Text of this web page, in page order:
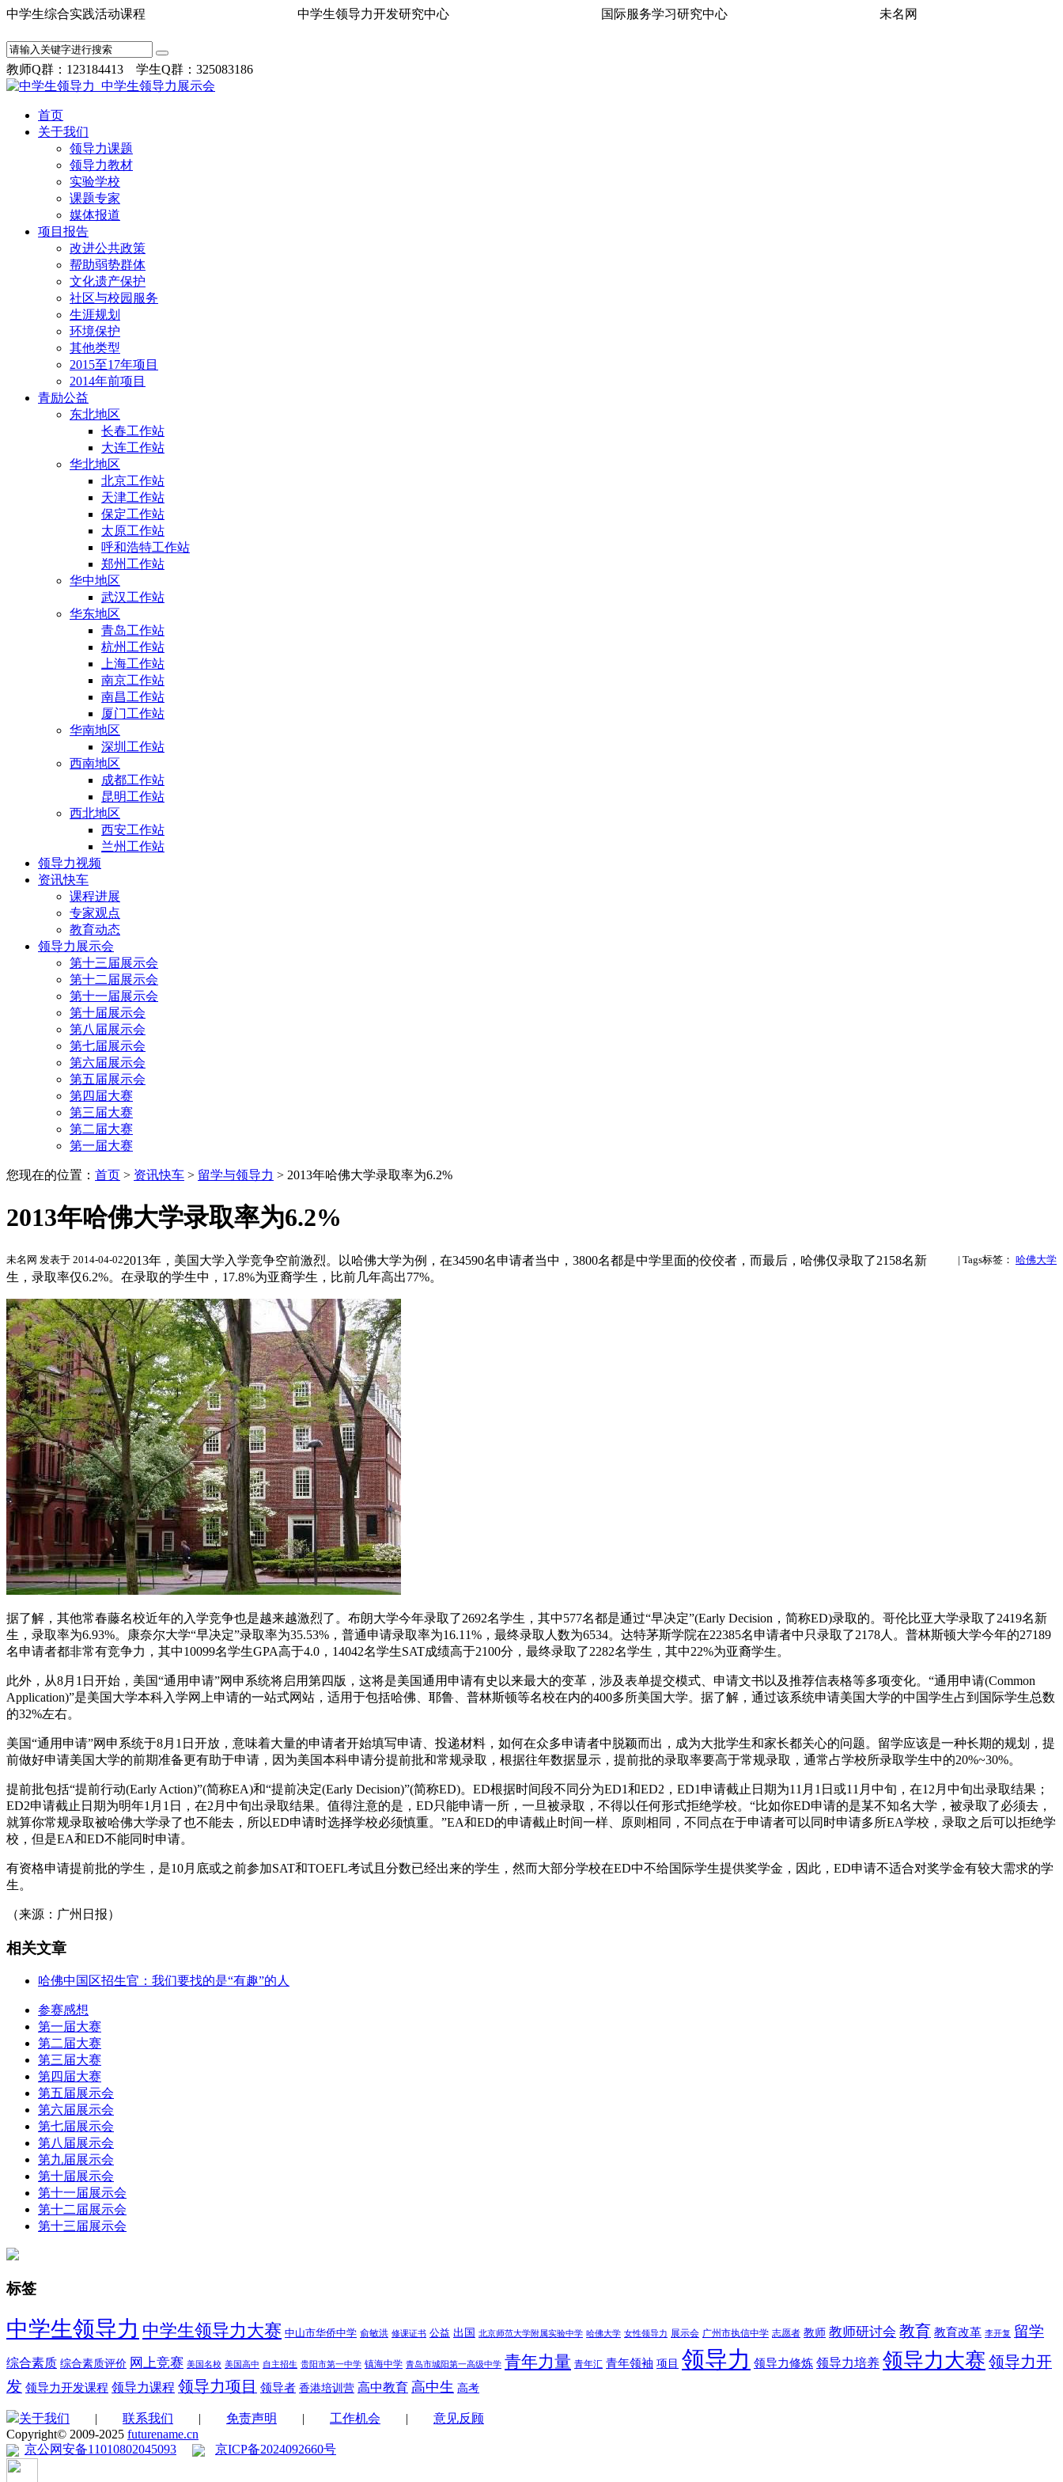
中学生综合实践活动课程 中学生领导力开发研究中心 国际服务学习研究中心 未名网
教师Q群：123184413 学生Q群：325083186
首页
关于我们
领导力课题
领导力教材
实验学校
课题专家
媒体报道
项目报告
改进公共政策
帮助弱势群体
文化遗产保护
社区与校园服务
生涯规划
环境保护
其他类型
2015至17年项目
2014年前项目
青励公益
东北地区
长春工作站
大连工作站
华北地区
北京工作站
天津工作站
保定工作站
太原工作站
呼和浩特工作站
郑州工作站
华中地区
武汉工作站
华东地区
青岛工作站
杭州工作站
上海工作站
南京工作站
南昌工作站
厦门工作站
华南地区
深圳工作站
西南地区
成都工作站
昆明工作站
西北地区
西安工作站
兰州工作站
领导力视频
资讯快车
课程进展
专家观点
教育动态
领导力展示会
第十三届展示会
第十二届展示会
第十一届展示会
第十届展示会
第八届展示会
第七届展示会
第六届展示会
第五届展示会
第四届大赛
第三届大赛
第二届大赛
第一届大赛
您现在的位置： 首页 > 资讯快车 > 留学与领导力 > 2013年哈佛大学录取率为6.2%
2013年哈佛大学录取率为6.2%
| Tags标签： 哈佛大学
未名网 发表于 2014-04-022013年，美国大学入学竞争空前激烈。以哈佛大学为例，在34590名申请者当中，3800名都是中学里面的佼佼者，而最后，哈佛仅录取了2158名新
生，录取率仅6.2%。在录取的学生中，17.8%为亚裔学生，比前几年高出77%。
据了解，其他常春藤名校近年的入学竞争也是越来越激烈了。布朗大学今年录取了2692名学生，其中577名都是通过“早决定”(Early Decision，简称ED)录取的。哥伦比亚大学录取了2419名新
生，录取率为6.93%。康奈尔大学“早决定”录取率为35.53%，普通申请录取率为16.11%，最终录取人数为6534。达特茅斯学院在22385名申请者中只录取了2178人。普林斯顿大学今年的27189
名申请者都非常有竞争力，其中10099名学生GPA高于4.0，14042名学生SAT成绩高于2100分，最终录取了2282名学生，其中22%为亚裔学生。
此外，从8月1日开始，美国“通用申请”网申系统将启用第四版，这将是美国通用申请有史以来最大的变革，涉及表单提交模式、申请文书以及推荐信表格等多项变化。“通用申请(Common
Application)”是美国大学本科入学网上申请的一站式网站，适用于包括哈佛、耶鲁、普林斯顿等名校在内的400多所美国大学。据了解，通过该系统申请美国大学的中国学生占到国际学生总数
的32%左右。
美国“通用申请”网申系统于8月1日开放，意味着大量的申请者开始填写申请、投递材料，如何在众多申请者中脱颖而出，成为大批学生和家长都关心的问题。留学应该是一种长期的规划，提
前做好申请美国大学的前期准备更有助于申请，因为美国本科申请分提前批和常规录取，根据往年数据显示，提前批的录取率要高于常规录取，通常占学校所录取学生中的20%~30%。
提前批包括“提前行动(Early Action)”(简称EA)和“提前决定(Early Decision)”(简称ED)。ED根据时间段不同分为ED1和ED2，ED1申请截止日期为11月1日或11月中旬，在12月中旬出录取结果；
ED2申请截止日期为明年1月1日，在2月中旬出录取结果。值得注意的是，ED只能申请一所，一旦被录取，不得以任何形式拒绝学校。“比如你ED申请的是某不知名大学，被录取了必须去，
就算你常规录取被哈佛大学录了也不能去，所以ED申请时选择学校必须慎重。”EA和ED的申请截止时间一样、原则相同，不同点在于申请者可以同时申请多所EA学校，录取之后可以拒绝学
校，但是EA和ED不能同时申请。
有资格申请提前批的学生，是10月底或之前参加SAT和TOEFL考试且分数已经出来的学生，然而大部分学校在ED中不给国际学生提供奖学金，因此，ED申请不适合对奖学金有较大需求的学
生。
（来源：广州日报）
相关文章
哈佛中国区招生官：我们要找的是“有趣”的人
参赛感想
第一届大赛
第二届大赛
第三届大赛
第四届大赛
第五届展示会
第六届展示会
第七届展示会
第八届展示会
第九届展示会
第十届展示会
第十一届展示会
第十二届展示会
第十三届展示会
标签
中学生领导力 中学生领导力大赛 中山市华侨中学 俞敏洪 修课证书 公益 出国 北京师范大学附属实验中学 哈佛大学 女性领导力 展示会 广州市执信中学 志愿者 教师 教师研讨会 教育 教育改革 李开复 留学
综合素质 综合素质评价 网上竞赛 美国名校 美国高中 自主招生 贵阳市第一中学 镇海中学 青岛市城阳第一高级中学 青年力量 青年汇 青年领袖 项目 领导力 领导力修炼 领导力培养 领导力大赛 领导力开
发 领导力开发课程 领导力课程 领导力项目 领导者 香港培训营 高中教育 高中生 高考
关于我们 | 联系我们 | 免责声明 | 工作机会 | 意见反顾
Copyright© 2009-2025 futurename.cn
京公网安备11010802045093
京ICP备2024092660号